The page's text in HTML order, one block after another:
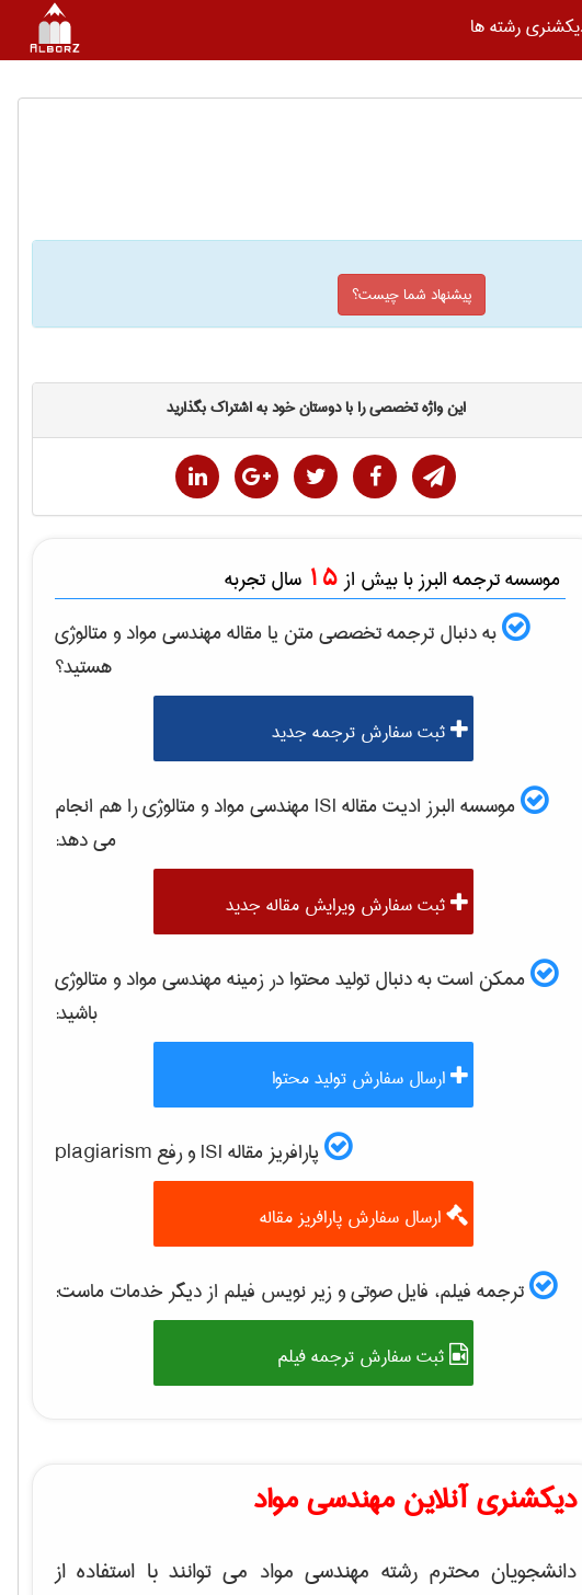
رشته ها
پیشنهاد شما چیست؟
این واژه تخصصی را با دوستان خود به اشتراک بگذارید
موسسه ترجمه البرز با بیش از 15 سال تجربه
به دنبال ترجمه تخصصی متن یا مقالهمهندسی مواد و متالوژی
هستید؟
ثبت سفارش ترجمه جدید
موسسه البرز ادیت مقاله ISI مهندسی مواد و متالوژیرا هم انجام
می دهد:
ثبت سفارش ویرایش مقاله جدید
ممکن است به دنبال تولید محتوا در زمینهمهندسی مواد و متالوژی
باشید:
ارسال سفارش تولید محتوا
پارافریز مقاله ISI و رفع plagiarism
ارسال سفارش پارافریز مقاله
ترجمه فیلم، فایل صوتی و زیر نویس فیلم از دیگر خدمات ماست:
ثبت سفارش ترجمه فیلم
دیکشنری آنلاین مهندسی مواد
دانشجویان محترم رشته مهندسی مواد می توانند با استفاده از